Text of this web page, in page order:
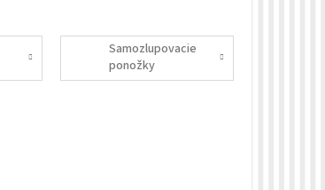
Samozlupovacie
ponožky